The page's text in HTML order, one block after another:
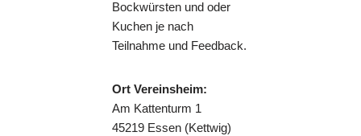
Bockwürsten und oder
Kuchen je nach
Teilnahme und Feedback.
Ort Vereinsheim:
Am Kattenturm 1
45219 Essen (Kettwig)